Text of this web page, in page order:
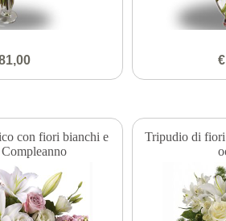
con fiori bianchi e
Tripudio di fiori